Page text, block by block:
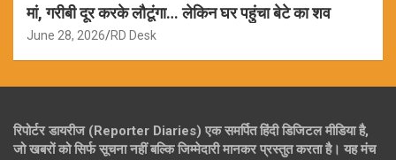
मां, गरीबी दूर करके लौटूंगा… लेकिन घर पहुंचा बेटे का शव
June 28, 2026 RD Desk
रिपोर्टर डायरीज (Reporter Diaries) एक समर्पित हिंदी डिजिटल मीडिया है,
जो खबरों को सिर्फ सूचना नहीं बल्कि जिम्मेदारी मानकर प्रस्तुत करता है। यह मंच